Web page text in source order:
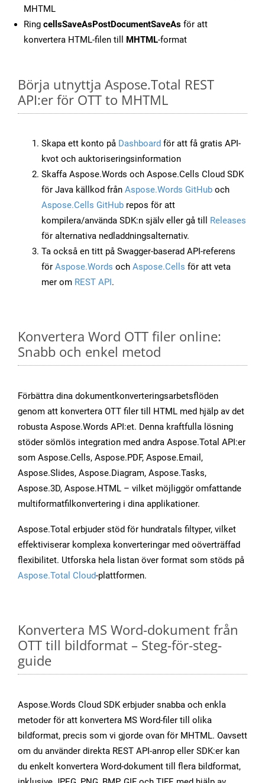
MHTML
Ring cellsSaveAsPostDocumentSaveAs för att
konvertera HTML-filen till MHTML-format
Börja utnyttja Aspose.Total REST
API:er för OTT to MHTML
Skapa ett konto på Dashboard för att få gratis API-
kvot och auktoriseringsinformation
Skaffa Aspose.Words och Aspose.Cells Cloud SDK
för Java källkod från Aspose.Words GitHub och
Aspose.Cells GitHub repos för att
kompilera/använda SDK:n själv eller gå till Releases
för alternativa nedladdningsalternativ.
Ta också en titt på Swagger-baserad API-referens
för Aspose.Words och Aspose.Cells för att veta
mer om REST API.
Konvertera Word OTT filer online:
Snabb och enkel metod
Förbättra dina dokumentkonverteringsarbetsflöden
genom att konvertera OTT filer till HTML med hjälp av det
robusta Aspose.Words API:et. Denna kraftfulla lösning
stöder sömlös integration med andra Aspose.Total API:er
som Aspose.Cells, Aspose.PDF, Aspose.Email,
Aspose.Slides, Aspose.Diagram, Aspose.Tasks,
Aspose.3D, Aspose.HTML – vilket möjliggör omfattande
multiformatfilkonvertering i dina applikationer.
Aspose.Total erbjuder stöd för hundratals filtyper, vilket
effektiviserar komplexa konverteringar med oöverträffad
flexibilitet. Utforska hela listan över format som stöds på
Aspose.Total Cloud-plattformen.
Konvertera MS Word-dokument från
OTT till bildformat – Steg-för-steg-
guide
Aspose.Words Cloud SDK erbjuder snabba och enkla
metoder för att konvertera MS Word-filer till olika
bildformat, precis som vi gjorde ovan för MHTML. Oavsett
om du använder direkta REST API-anrop eller SDK:er kan
du enkelt konvertera Word-dokument till flera bildformat,